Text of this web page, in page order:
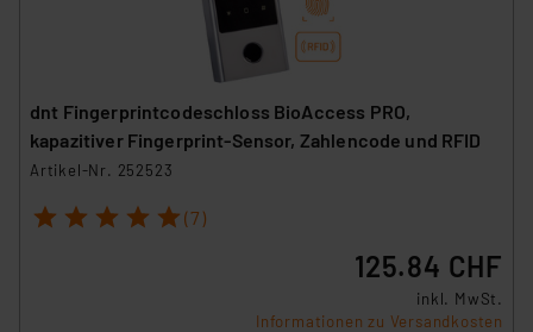
dnt Fingerprintcodeschloss BioAccess PRO,
kapazitiver Fingerprint-Sensor, Zahlencode und RFID
Artikel-Nr. 252523
1 2 3 4 5 (7)
125.84 CHF
inkl. MwSt.
Informationen zu Versandkosten